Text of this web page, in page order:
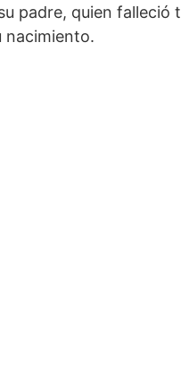
padre, quien falleció
nacimiento.